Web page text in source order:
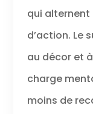
qui
d’action. Le
au décor et
charge
moins de